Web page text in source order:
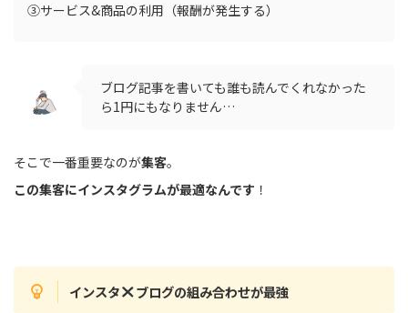
③サービス&商品の利用（報酬が発生する）
ブログ記事を書いても誰も読んでくれなかった
ら1円にもなりません…
そこで一番重要なのが集客。
この集客にインスタグラムが最適なんです ！
インスタ ブログの組み合わせが最強